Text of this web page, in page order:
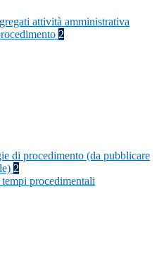
attività amministrativa
2
di procedimento (da pubblicare
2
procedimentali